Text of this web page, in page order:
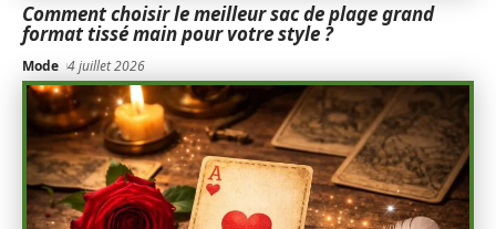
Comment choisir le meilleur sac de plage grand
format tissé main pour votre style ?
Mode 4 juillet 2026